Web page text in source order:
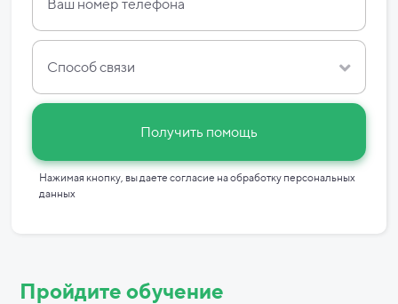
Способ связи
Получить помощь
Нажимая кнопку, вы даете согласие наобработку персональных
данных
Пройдите обучение